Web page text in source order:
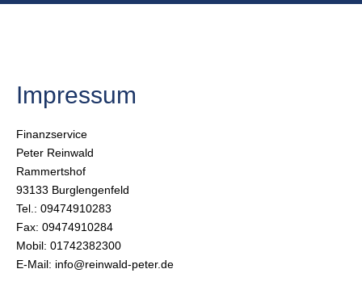
Impressum
Finanzservice
Peter Reinwald
Rammertshof
93133 Burglengenfeld
Tel.: 09474910283
Fax: 09474910284
Mobil: 01742382300
E-Mail: info@reinwald-peter.de